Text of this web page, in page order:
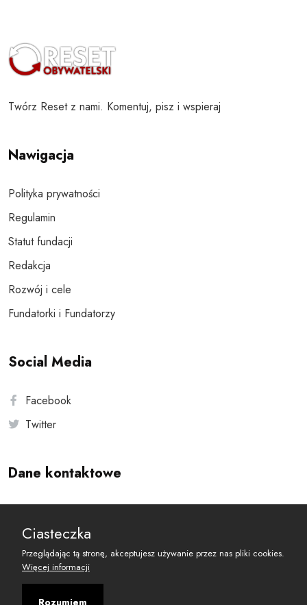
Twórz Reset z nami. Komentuj, pisz i wspieraj
Nawigacja
Polityka prywatności
Regulamin
Statut fundacji
Redakcja
Rozwój i cele
Fundatorki i Fundatorzy
Social Media
Facebook
Twitter
Dane kontaktowe
reset@resetobywatelski.pl
Ciasteczka
Przeglądając tą stronę, akceptujesz używanie przez nas pliki cookies.
Więcej informacji
Rozumiem